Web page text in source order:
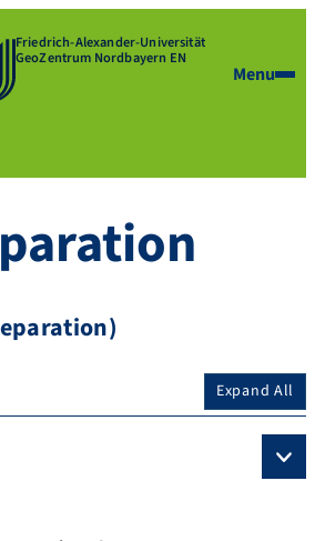
Friedrich-Alexander-Universität
GeoZentrum Nordbayern EN
Menu
Expand All